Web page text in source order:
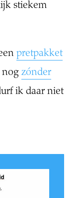
stiekem
pretpakket
nog zónder
ik daar niet